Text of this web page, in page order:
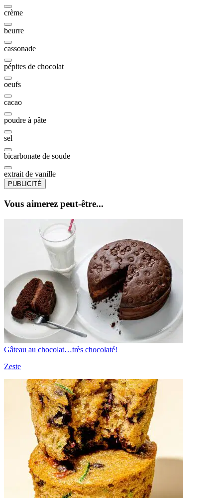
crème
beurre
cassonade
pépites de chocolat
oeufs
cacao
poudre à pâte
sel
bicarbonate de soude
extrait de vanille
PUBLICITÉ
Vous aimerez peut-être...
Gâteau au chocolat…très chocolaté!
Zeste